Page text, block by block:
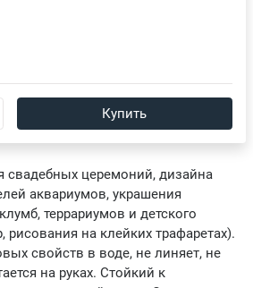
свадебных церемоний, дизайна
аквариумов, украшения
террариумов и детского
рисования на клейких трафаретах).
свойств в воде, не линяет, не
на руках. Стойкий к
Купить